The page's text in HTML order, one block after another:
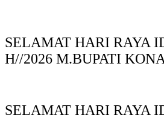
SELAMAT HARI RAYA
H//2026 M.BUPATI
SELAMAT HARI RAYA